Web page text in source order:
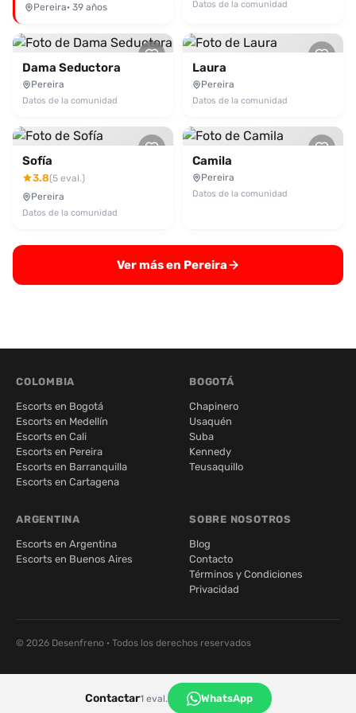
Pereira· 39 años Datos de la comunidad
Dama Seductora
Pereira
Datos de la comunidad
Laura
Pereira
Datos de la comunidad
Sofía
3.8(5 eval.)
Pereira
Datos de la comunidad
Camila
Pereira
Datos de la comunidad
Ver más en Pereira
Contactar1 eval. WhatsApp
COLOMBIA
Escorts en Bogotá
Escorts en Medellín
Escorts en Cali
Escorts en Pereira
Escorts en Barranquilla
Escorts en Cartagena
BOGOTÁ
Chapinero
Usaquén
Suba
Kennedy
Teusaquillo
ARGENTINA
Escorts en Argentina
Escorts en Buenos Aires
SOBRE NOSOTROS
Blog
Contacto
Términos y Condiciones
Privacidad
© 2026 Desenfreno · Todos los derechos reservados